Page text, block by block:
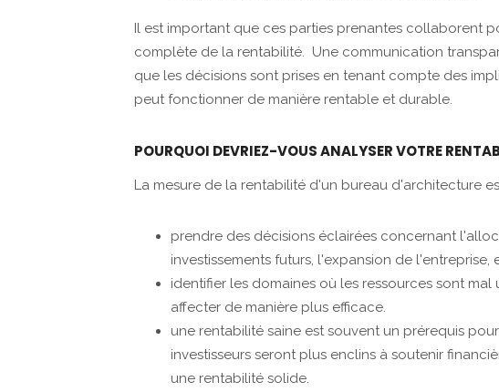
Il est important que ces parties prenantes collaborent
complète de la rentabilité. Une communication
que les décisions sont prises en tenant compte des
peut fonctionner de manière rentable et durable.
POURQUOI DEVRIEZ-VOUS ANALYSER VOTRE
La mesure de la rentabilité d'un bureau d'architecture
prendre des décisions éclairées concernant
investissements futurs, l'expansion de l'entreprise,
identifier les domaines où les ressources sont
affecter de manière plus efficace.
une rentabilité saine est souvent un prérequis
investisseurs seront plus enclins à soutenir
une rentabilité solide.